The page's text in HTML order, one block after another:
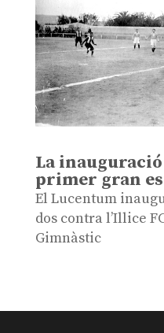
La
primer gran
El Lucentum
dos contra l’Illice
Gimnàstic